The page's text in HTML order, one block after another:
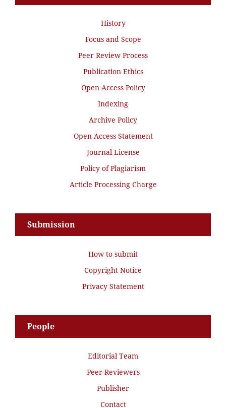
History
Focus and Scope
Peer Review Process
Publication Ethics
Open Access Policy
Indexing
Archive Policy
Open Access Statement
Journal License
Policy of Plagiarism
Article Processing Charge
Submission
How to submit
Copyright Notice
Privacy Statement
People
Editorial Team
Peer-Reviewers
Publisher
Contact